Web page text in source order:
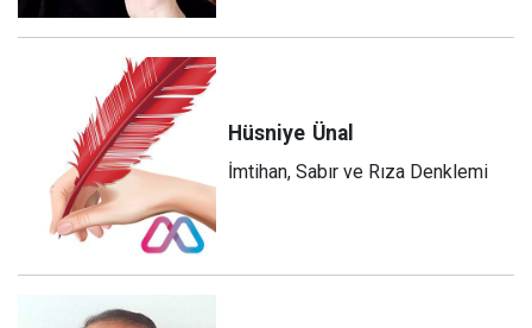
Hüsniye Ünal
İmtihan, Sabır ve Rıza Denklemi